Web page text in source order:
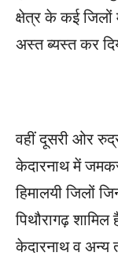
क्षेत्र के कई
अस्त ब्यस्त कर
वहीं दूसरी ओर
केदारनाथ में
हिमालयी जिलों
पिथौरागढ़
केदारनाथ व अन्य